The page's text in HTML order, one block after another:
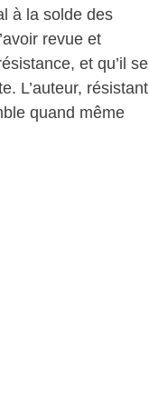
à la solde des
revue et
et qu’il se
L’auteur, résistant
quand même